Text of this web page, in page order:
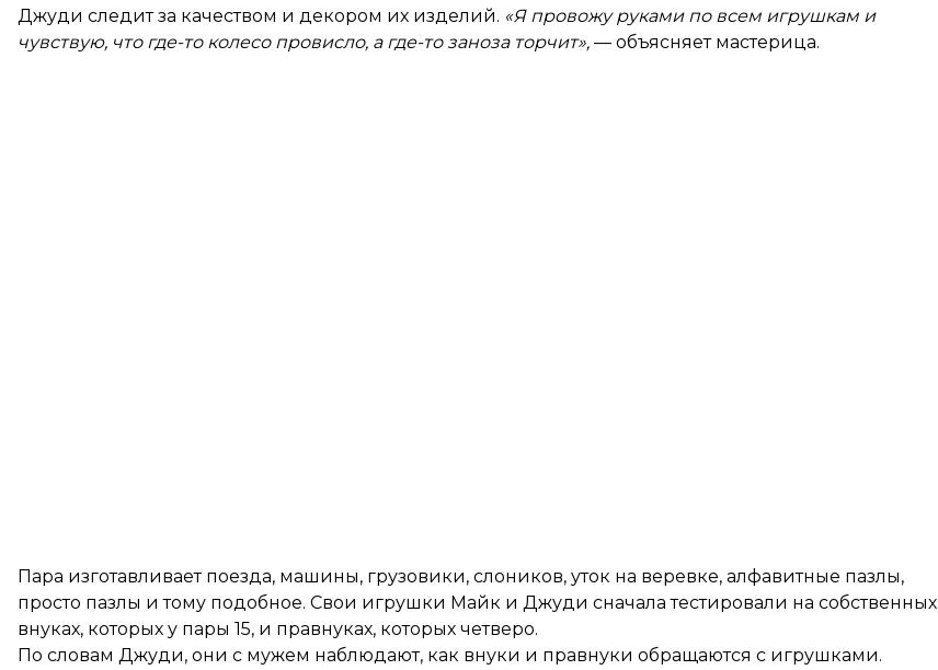
Джуди следит за качеством и декором их изделий. «Я провожу руками по всем игрушкам и
чувствую, что где-то колесо провисло, а где-то заноза торчит», — объясняет мастерица.
Пара изготавливает поезда, машины, грузовики, слоников, уток на веревке, алфавитные пазлы,
просто пазлы и тому подобное. Свои игрушки Майк и Джуди сначала тестировали на собственных
внуках, которых у пары 15, и правнуках, которых четверо.
По словам Джуди, они с мужем наблюдают, как внуки и правнуки обращаются с игрушками.